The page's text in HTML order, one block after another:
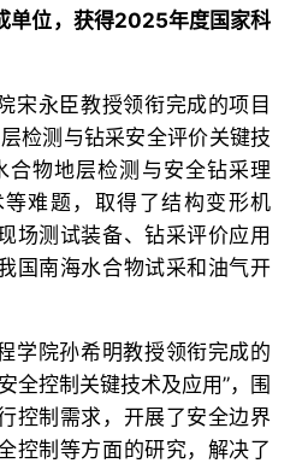
单位，获得2025年度国家科
宋永臣教授领衔完成的项目
检测与钻采安全评价关键技
合物地层检测与安全钻采理
难题，取得了结构变形机
场测试装备、钻采评价应用
国南海水合物试采和油气开
学院孙希明教授领衔完成的
全控制关键技术及应用”，围
控制需求，开展了安全边界
控制等方面的研究，解决了